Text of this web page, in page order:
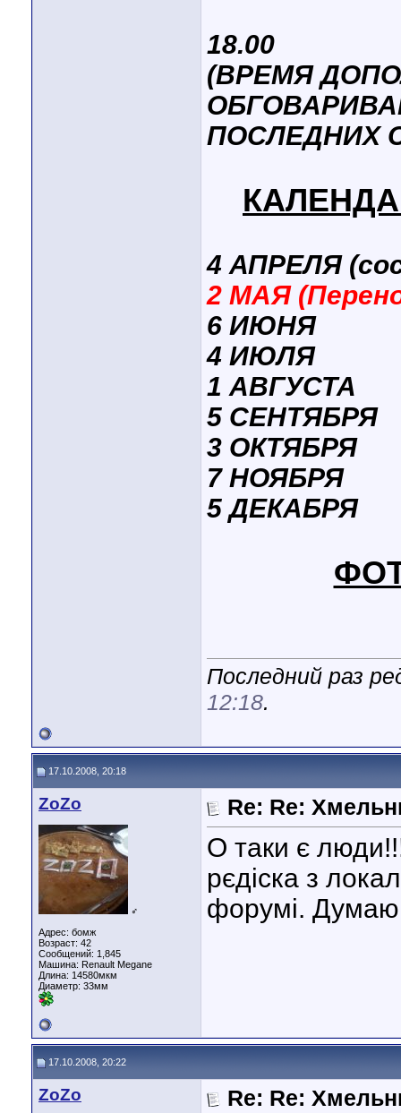
18.00
(ВРЕМЯ
ПОСЛЕДНИХ
4 АПРЕЛЯ
2 МАЯ
6 ИЮНЯ
4 ИЮЛЯ
1 АВГУСТА
5 СЕНТЯБРЯ
3 ОКТЯБРЯ
7 НОЯБРЯ
5 ДЕКАБРЯ
Последний раз
12:18.
17.10.2008, 20:18
ZoZo
♂
Адрес: бомж
Возраст: 42
Сообщений: 1,845
Машина: Renault Megane
Длина: 14580мкм
Диаметр: 33мм
Re: Re:
О таки є
рєдіска з
форумі.
17.10.2008, 20:22
ZoZo Re: Re: